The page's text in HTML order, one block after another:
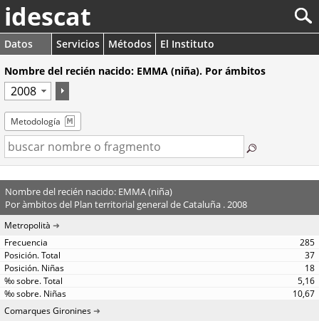
idescat
Datos Servicios Métodos
El Instituto
Nombre del recién nacido: EMMA (niña). Por ámbitos
Metodología
Nombre del recién nacido: EMMA (niña)
Por àmbitos del Plan territorial general de Cataluña . 2008
Metropolità
285
37
18
5,16
10,67
Comarques Gironines